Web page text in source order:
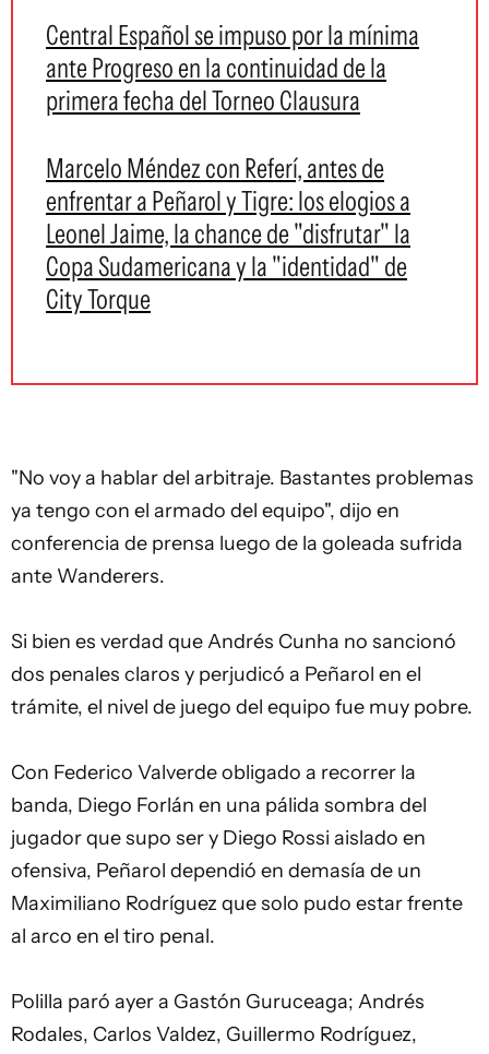
Central Español se impuso por la mínima
ante Progreso en la continuidad de la
primera fecha del Torneo Clausura
Marcelo Méndez con Referí, antes de
enfrentar a Peñarol y Tigre: los elogios a
Leonel Jaime, la chance de "disfrutar" la
Copa Sudamericana y la "identidad" de
City Torque
"No voy a hablar del arbitraje. Bastantes problemas
ya tengo con el armado del equipo", dijo en
conferencia de prensa luego de la goleada sufrida
ante Wanderers.
Si bien es verdad queAndrés Cunha no sancionó
dos penales claros y perjudicó a Peñarol en el
trámite, el nivel de juego del equipo fue muy pobre.
Con Federico Valverde obligado a recorrer la
banda, Diego Forlán en una pálida sombra del
jugador que supo ser y Diego Rossi aislado en
ofensiva, Peñarol dependió en demasía de un
Maximiliano Rodríguez que solo pudo estar frente
al arco en el tiro penal.
Polilla paró ayer a Gastón Guruceaga; Andrés
Rodales, Carlos Valdez, Guillermo Rodríguez,